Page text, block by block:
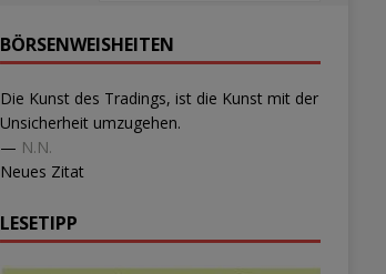
BÖRSENWEISHEITEN
Die Kunst des Tradings, ist die Kunst mit der
Unsicherheit umzugehen.
— N.N.
Neues Zitat
LESETIPP